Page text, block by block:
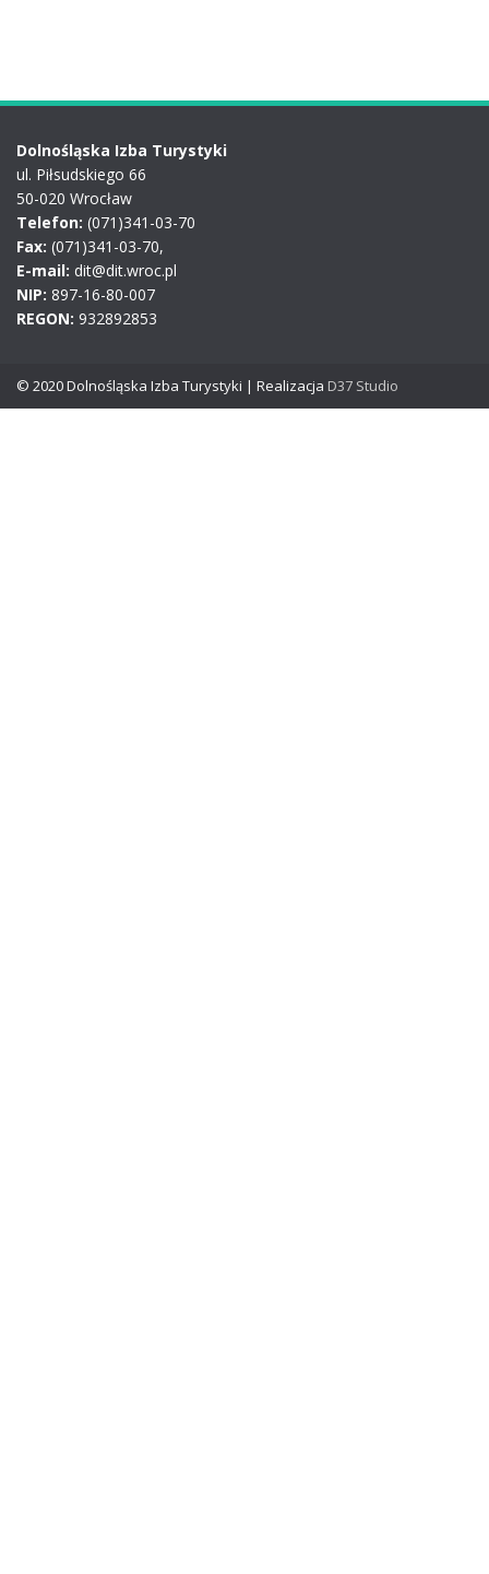
Dolnośląska Izba Turystyki
ul. Piłsudskiego 66
50-020 Wrocław
Telefon: (071)341-03-70
Fax: (071)341-03-70,
E-mail: dit@dit.wroc.pl
NIP: 897-16-80-007
REGON: 932892853
© 2020 Dolnośląska Izba Turystyki | Realizacja D37 Studio